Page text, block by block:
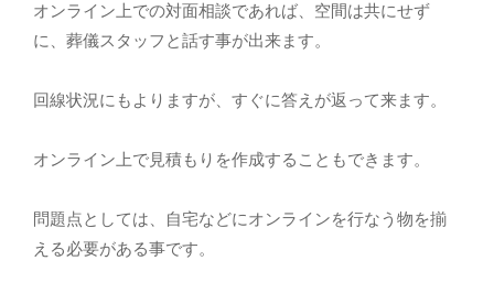
オンライン上での対面相談であれば、空間は共にせず
に、葬儀スタッフと話す事が出来ます。
回線状況にもよりますが、すぐに答えが返って来ます。
オンライン上で見積もりを作成することもできます。
問題点としては、自宅などにオンラインを行なう物を揃
える必要がある事です。